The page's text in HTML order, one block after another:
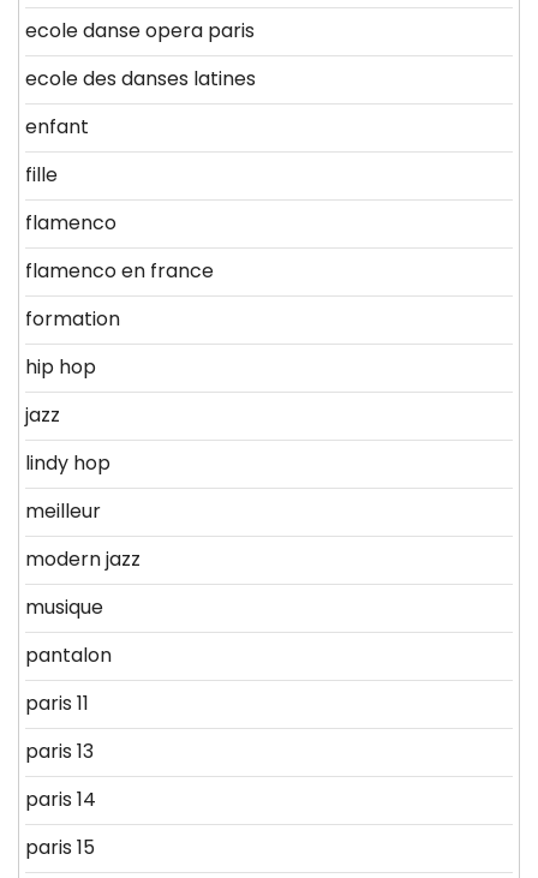
ecole danse opera paris
ecole des danses latines
enfant
fille
flamenco
flamenco en france
formation
hip hop
jazz
lindy hop
meilleur
modern jazz
musique
pantalon
paris 11
paris 13
paris 14
paris 15